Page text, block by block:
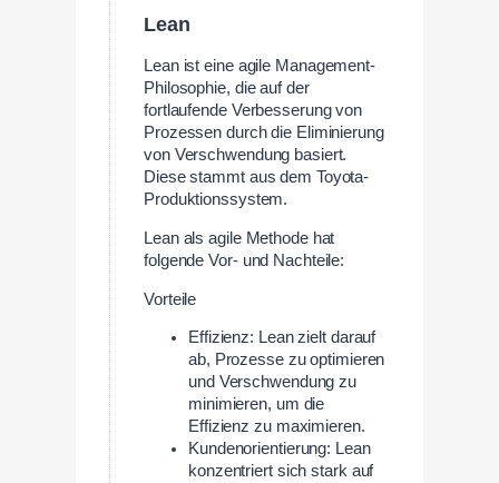
Lean
Lean ist eine agile Management-
Philosophie, die auf der
fortlaufende Verbesserung von
Prozessen durch die Eliminierung
von Verschwendung basiert.
Diese stammt aus dem Toyota-
Produktionssystem.
Lean als agile Methode hat
folgende Vor- und Nachteile:
Vorteile
Effizienz: Lean zielt darauf
ab, Prozesse zu optimieren
und Verschwendung zu
minimieren, um die
Effizienz zu maximieren.
Kundenorientierung: Lean
konzentriert sich stark auf